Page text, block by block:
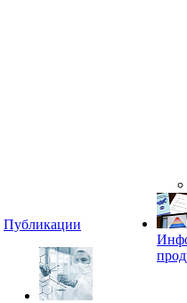
Публикации